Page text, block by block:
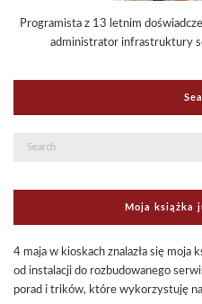
Programista z 13 letnim
administrator infrastruktury
Search
Moja książka
4 maja w kioskach znalazła się moja
od instalacji do rozbudowanego
porad i trików, które wykorzystuję